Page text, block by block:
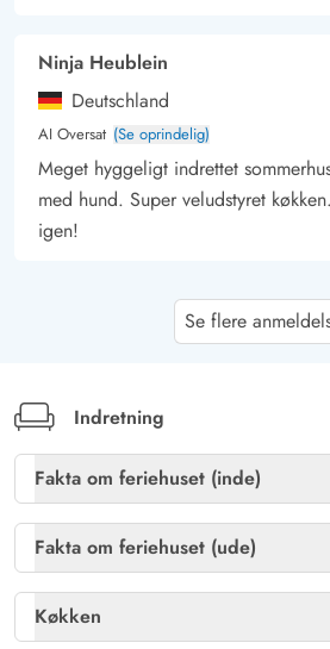
Ninja Heublein
Deutschland
AI Oversat (Se oprindelig)
Meget hyggeligt indrettet
med hund. Super veludstyret
igen!
Dejligt og godt udstyret hus. Flot
Gast
Deutschland
AI Oversat (Se oprindelig)
Lille rækkehusferiebolig, meget
Se flere
Indretning
Fakta om feriehuset (inde)
Gratis fibernet
Fakta om feriehuset (ude)
🏊 Adgang fællespool
Køkken